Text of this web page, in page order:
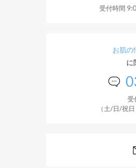
受付時間
お肌の
に
受
（土/日/祝